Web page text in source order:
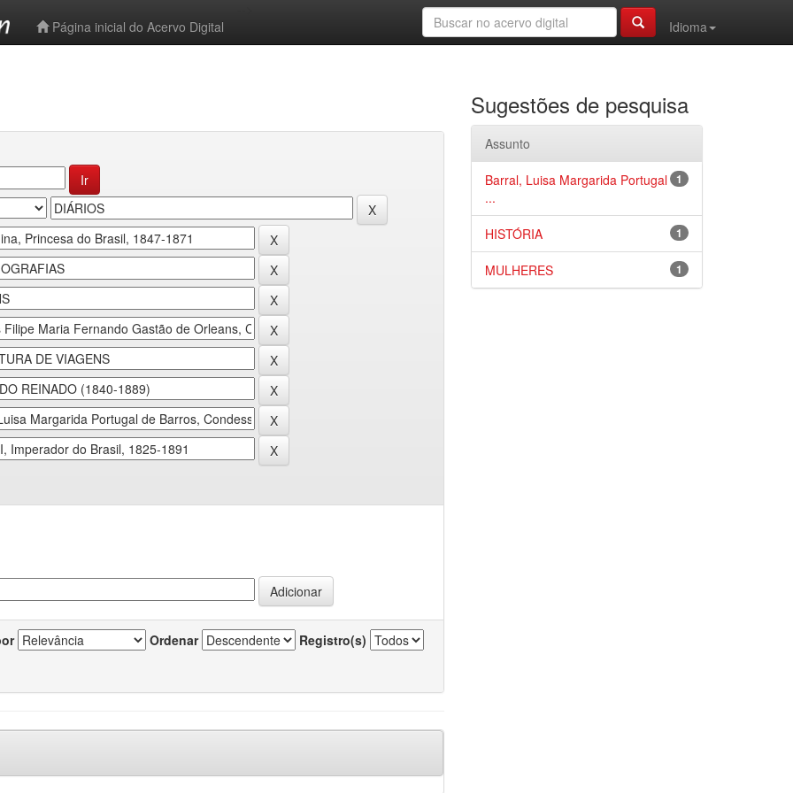
Página inicial do Acervo Digital
Idioma
Ordenar Registro(s)
Sugestões de pesquisa
Assunto
1
Barral, Luisa Margarida Portugal
...
1
HISTÓRIA
1
MULHERES